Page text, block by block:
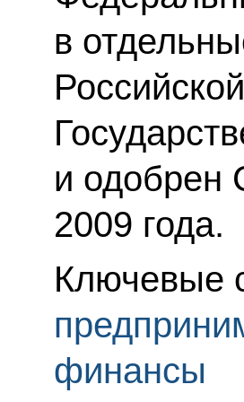
в
и одобрен
2009 года.
Ключевые
финансы